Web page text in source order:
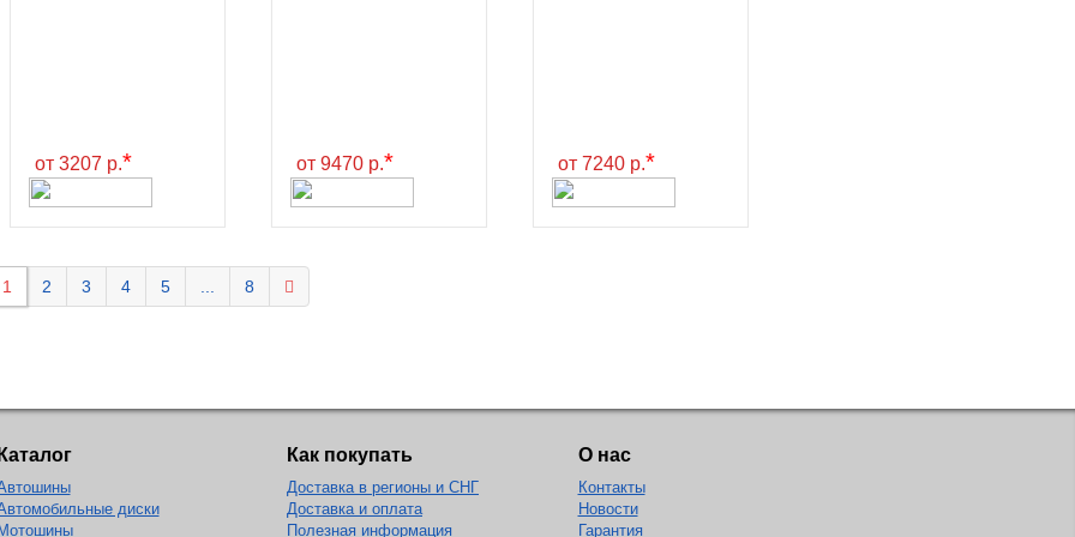
от 3207 р.* от 9470 р.* от 7240 р.*
1 2 3 4 5 ... 8
Каталог
диски
Мотошины
Как покупать
Доставка в регионы и СНГ
Доставка и оплата
Полезная информация
О нас
Контакты
Новости
Гарантия